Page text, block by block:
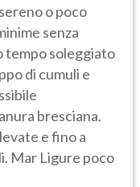
o poco
senza
tempo soleggiato
di cumuli e
bresciana.
e fino a
Mar Ligure poco